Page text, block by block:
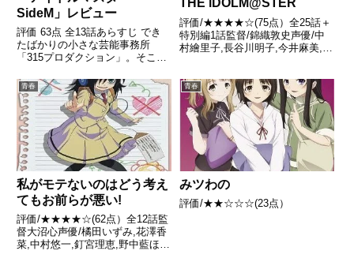
SideM」レビュー
評価 63点 全13話あらすじ でき
たばかりの小さな芸能事務所
「315プロダクション」。そこに
アイドルたち。引用- Wikipedia
THE iDOLM@STER
評価/★★★★☆(75点）全25話＋
特別編1話監督/錦織敦史声優/中
村繪里子,長谷川明子,今井麻美,仁
すじ雑居ビルの3階に事務所を構
える「765プロダクション」に所
属するアイドル...
青春
私がモテないのはどう考え
てもお前らが悪い!
評価/★★★★☆(62点）全12話監
督大沼心声優/橘田いずみ,花澤香
菜,中村悠一,釘宮理恵,野中藍ほか
青春
みツわの
評価/★★☆☆☆(23点）